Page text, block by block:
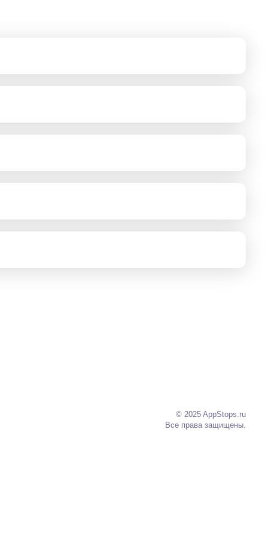
© 2025 AppStops.ru
Все права защищены.